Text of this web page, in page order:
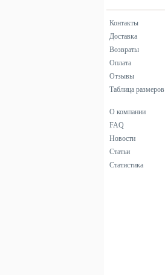
Контакты
Доставка
Возвраты
Оплата
Отзывы
Таблица размеров
О компании
FAQ
Новости
Статьи
Статистика